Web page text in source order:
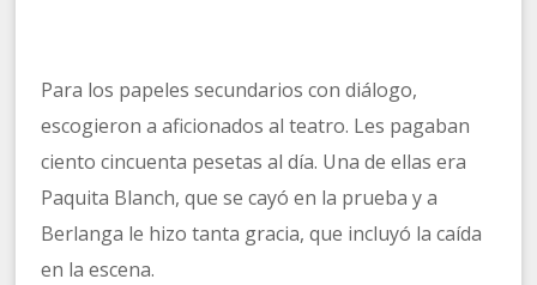
Para los papeles secundarios con diálogo,
escogieron a aficionados al teatro. Les pagaban
ciento cincuenta pesetas al día. Una de ellas era
Paquita Blanch, que se cayó en la prueba y a
Berlanga le hizo tanta gracia, que incluyó la caída
en la escena.